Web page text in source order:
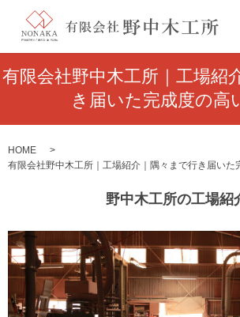
有限会社野中木工所｜工場紹
き届いた完成度の高
HOME
有限会社野中木工所｜工場紹介｜隅々まで行き届いた
野中木工所の工場紹